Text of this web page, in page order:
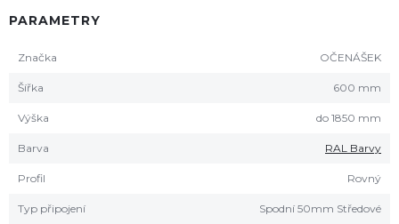
PARAMETRY
Značka OČENÁŠEK
Šířka 600 mm
Výška do 1850 mm
Barva RAL Barvy
Profil Rovný
Typ připojení Spodní 50mm Středové